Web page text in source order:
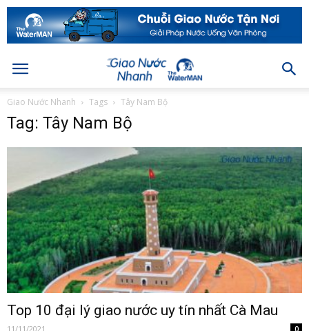
Giao Nước Nhanh Tags Tây Nam Bộ
Tag: Tây Nam Bộ
Top 10 đại lý giao nước uy tín nhất Cà Mau
11/11/2021